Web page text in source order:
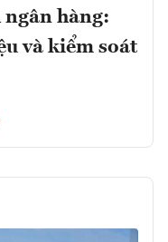
hàng:
và kiểm soát